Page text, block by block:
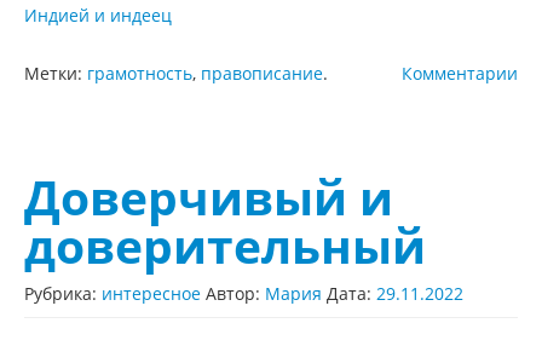
Индией и индеец
Комментарии
Метки: грамотность, правописание.
Доверчивый и
доверительный
Рубрика: интересное Автор: Мария Дата: 29.11.2022